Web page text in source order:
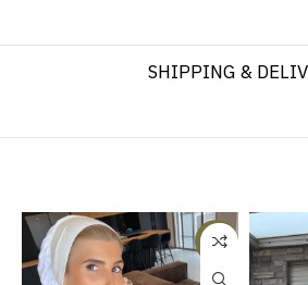
SHIPPING &
-10%